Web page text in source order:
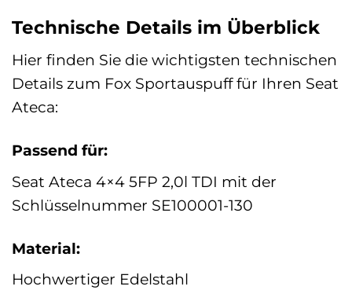
Technische Details im Überblick
Hier finden Sie die wichtigsten technischen
Details zum Fox Sportauspuff für Ihren Seat
Ateca:
Passend für:
Seat Ateca 4×4 5FP 2,0l TDI mit der
Schlüsselnummer SE100001-130
Material:
Hochwertiger Edelstahl